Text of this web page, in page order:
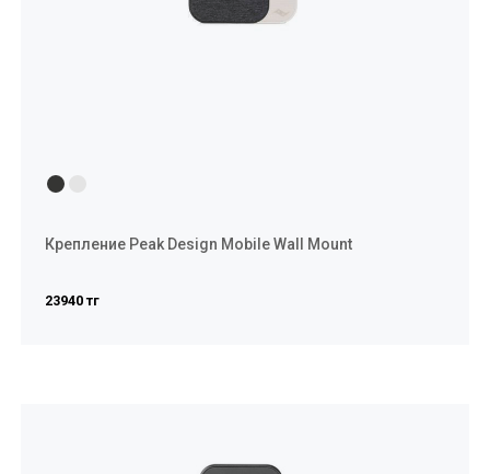
Крепление Peak Design Mobile Wall Mount
23940 тг